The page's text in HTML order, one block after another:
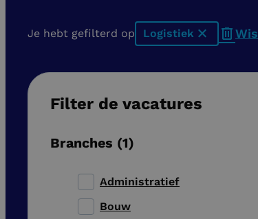
Je hebt gefilterd op Logistiek
Filter de vacatures
Branches 1
Administratief
Bouw